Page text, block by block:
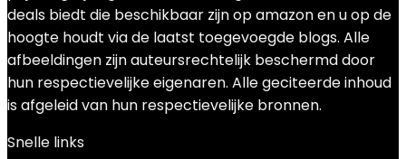
deals biedt die beschikbaar zijn op amazon en u op de
hoogte houdt via de laatst toegevoegde blogs. Alle
afbeeldingen zijn auteursrechtelijk beschermd door
hun respectievelijke eigenaren. Alle geciteerde inhoud
is afgeleid van hun respectievelijke bronnen.
Snelle links